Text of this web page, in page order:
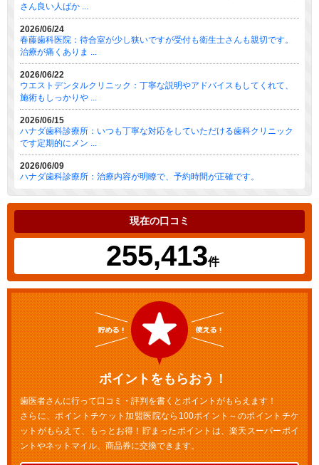
さん良い人ばか ...
2026/06/24
春藤歯科医院：待合室が少し狭いですが受付も衛生士さんも親切です。
治療が痛くありま ...
2026/06/22
ウエストデンタルクリニック：丁寧な説明やアドバイスもしてくれて、
施術もしっかりや ...
2026/06/15
ハナダ歯科診療所：いつも丁寧な対応をしていただける歯科クリニック
です定期的にメン ...
2026/06/09
ハナダ歯科診療所：治療内容が明瞭で、予約時間が正確です。
現在の口コミ
255,413件
ポイントをもらおう！
歯医者さんに行って口コミ・評判を書くとポイントがもらえます！
さらに、ポイントチケット加盟医院なら100ポイント～のポイントチケ
ットがもらえて、もっとお得！貯まったポイントは、楽天スーパーポイ
ントやネットマイル、商品券に交換できます。